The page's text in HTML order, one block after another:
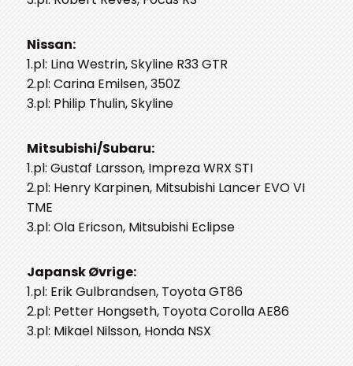
Nissan:
1.pl: Lina Westrin, Skyline R33 GTR
2.pl: Carina Emilsen, 350Z
3.pl: Philip Thulin, Skyline
Mitsubishi/Subaru:
1.pl: Gustaf Larsson, Impreza WRX STI
2.pl: Henry Karpinen, Mitsubishi Lancer EVO VI
TME
3.pl: Ola Ericson, Mitsubishi Eclipse
Japansk Øvrige:
1.pl: Erik Gulbrandsen, Toyota GT86
2.pl: Petter Hongseth, Toyota Corolla AE86
3.pl: Mikael Nilsson, Honda NSX